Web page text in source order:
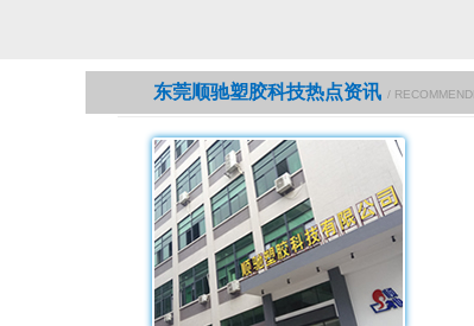
东莞顺驰塑胶科技热点资讯 /